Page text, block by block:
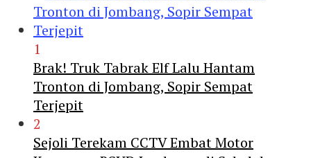
1
Brak! Truk Tabrak Elf Lalu Hantam
Tronton di Jombang, Sopir Sempat
Terjepit
2
Sejoli Terekam CCTV Embat Motor